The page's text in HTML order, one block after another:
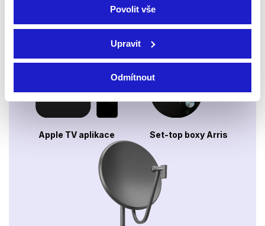
Povolit vše
Upravit
Odmítnout
Xbox app
Apple TV aplikace Set-top boxy Arris